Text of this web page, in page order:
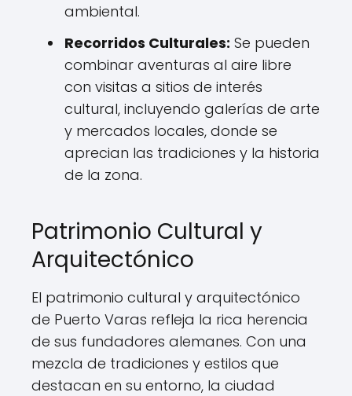
ambiental.
Recorridos Culturales: Se pueden
combinar aventuras al aire libre
con visitas a sitios de interés
cultural, incluyendo galerías de arte
y mercados locales, donde se
aprecian las tradiciones y la historia
de la zona.
Patrimonio Cultural y
Arquitectónico
El patrimonio cultural y arquitectónico
de Puerto Varas refleja la rica herencia
de sus fundadores alemanes. Con una
mezcla de tradiciones y estilos que
destacan en su entorno, la ciudad